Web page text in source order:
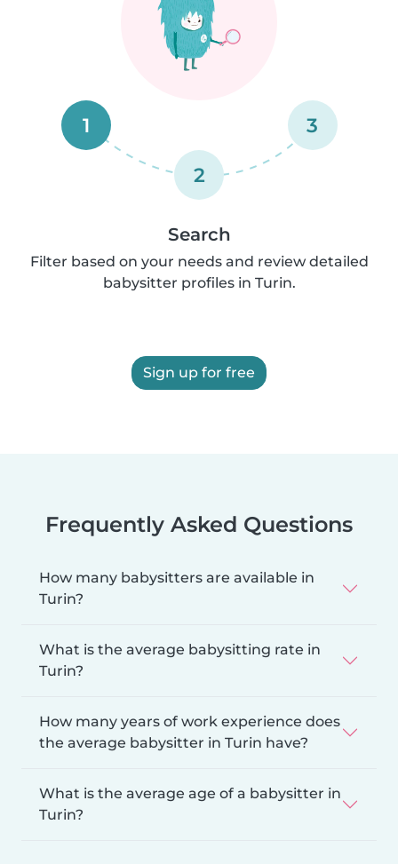
1
2
3
Search
Filter based on your needs and review detailed
babysitter profiles in Turin.
Sign up for free
Frequently Asked Questions
How many babysitters are available in
Turin?
What is the average babysitting rate in
Turin?
How many years of work experience does
the average babysitter in Turin have?
What is the average age of a babysitter in
Turin?